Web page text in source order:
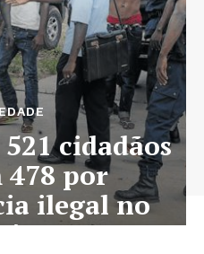
cidadãos
478 por
ilegal no